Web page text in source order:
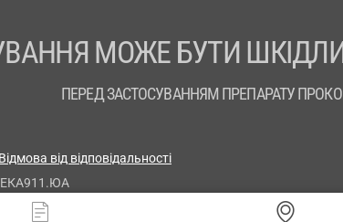
МОЖЕ БУТИ
ПЕРЕД ЗАСТОСУВАННЯМ ПРЕПАРАТУ
Відмова від відповідальності